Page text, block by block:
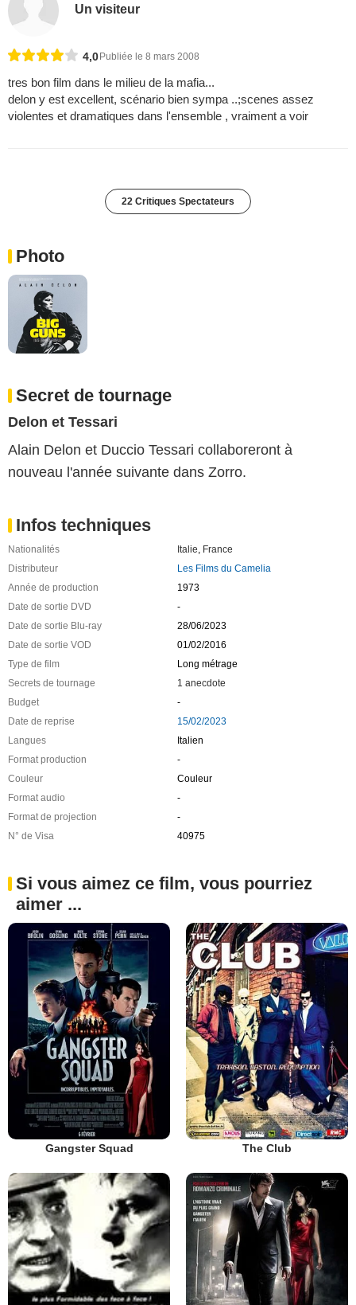
Un visiteur
4,0Publiée le 8 mars 2008
tres bon film dans le milieu de la mafia...
delon y est excellent, scénario bien sympa ..;scenes assez
violentes et dramatiques dans l'ensemble , vraiment a voir
22 Critiques Spectateurs
Photo
Secret de tournage
Delon et Tessari
Alain Delon et Duccio Tessari collaboreront à
nouveau l'année suivante dans Zorro.
Infos techniques
Nationalités Italie, France
Distributeur
Les Films du Camelia
Année de production
1973
Date de sortie DVD
-
Date de sortie Blu-ray
28/06/2023
Date de sortie VOD
01/02/2016
Type de film
Long métrage
Secrets de tournage
1 anecdote
Budget
-
Date de reprise
15/02/2023
Langues
Italien
Format production
-
Couleur
Couleur
Format audio
-
Format de projection
-
N° de Visa
40975
Si vous aimez ce film, vous pourriez
aimer ...
Gangster Squad The Club